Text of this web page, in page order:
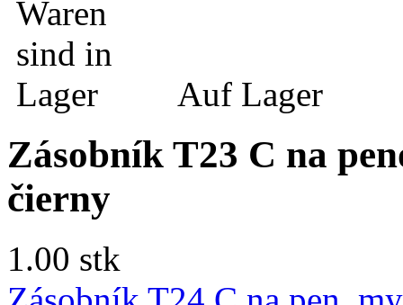
Auf Lager
Zásobník T23 C na
čierny
1.00 stk